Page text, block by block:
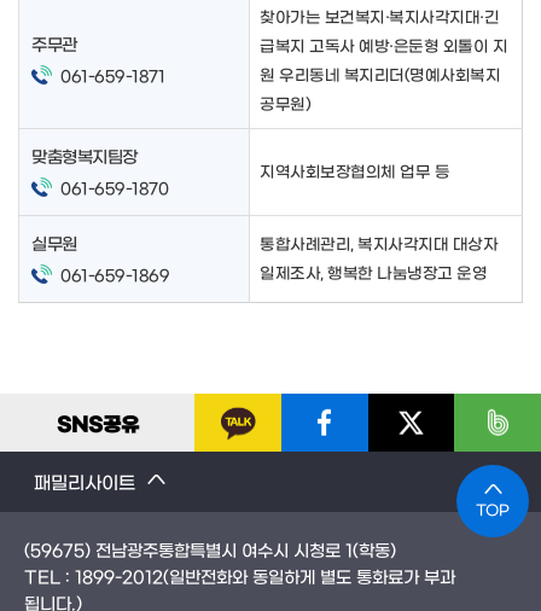
주무관
061-659-1871
찾아가는 보건복지·복지사각지대·긴
급복지 고독사 예방·은둔형 외톨이 지
원 우리동네 복지리더(명예사회복지
공무원)
맞춤형복지팀장
061-659-1870
지역사회보장협의체 업무 등
실무원
061-659-1869
통합사례관리, 복지사각지대 대상자
일제조사, 행복한 나눔냉장고 운영
SNS공유
패밀리사이트
TOP
(59675) 전남광주통합특별시 여수시 시청로 1(학동)
TEL : 1899-2012(일반전화와 동일하게 별도 통화료가 부과
됩니다.)